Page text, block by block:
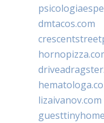
dmtacos.com
lizaivanov.com